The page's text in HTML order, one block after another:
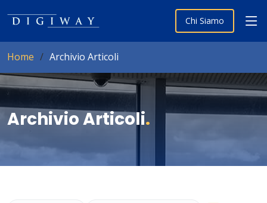
Chi Siamo
Home Archivio Articoli
Archivio Articoli.